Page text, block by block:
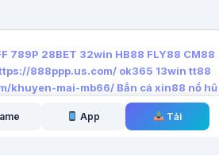
789P 28BET 32win HB88 FLY88 CM88
888ppp.us.com/ ok365 13win tt88
khuyen-mai-mb66/ Bắn cá xin88 nổ hũ
App Tải